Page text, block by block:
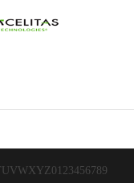
UVWX YZ0 1 23456789